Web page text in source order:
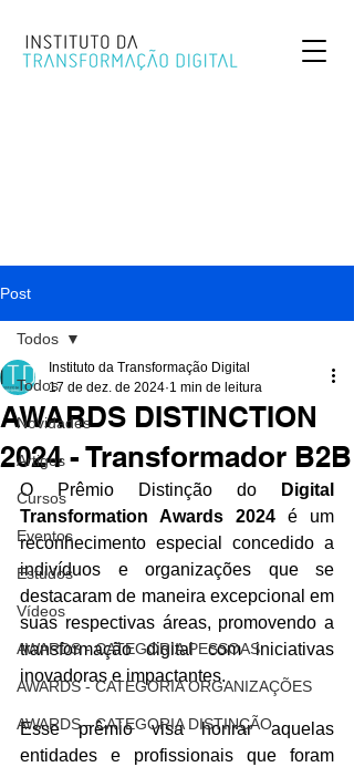
Post
Todos
Novidades
Artigos
Cursos
Eventos
Estudos
Vídeos
AWARDS - CATEGORIA PESSOAS
AWARDS - CATEGORIA ORGANIZAÇÕES
AWARDS - CATEGORIA DISTINÇÃO
Todos
AWARDS DISTINCTION
2024 - Transformador B2B
Instituto da Transformação Digital
17 de dez. de 2024 1 min de leitura
O Prêmio Distinção do
Digital
Transformation Awards 2024 é um
reconhecimento especial concedido a
indivíduos e organizações que se
destacaram de maneira excepcional em
suas respectivas áreas, promovendo a
transformação digital com iniciativas
inovadoras e impactantes.
Esse prêmio visa honrar aquelas
entidades e profissionais que foram